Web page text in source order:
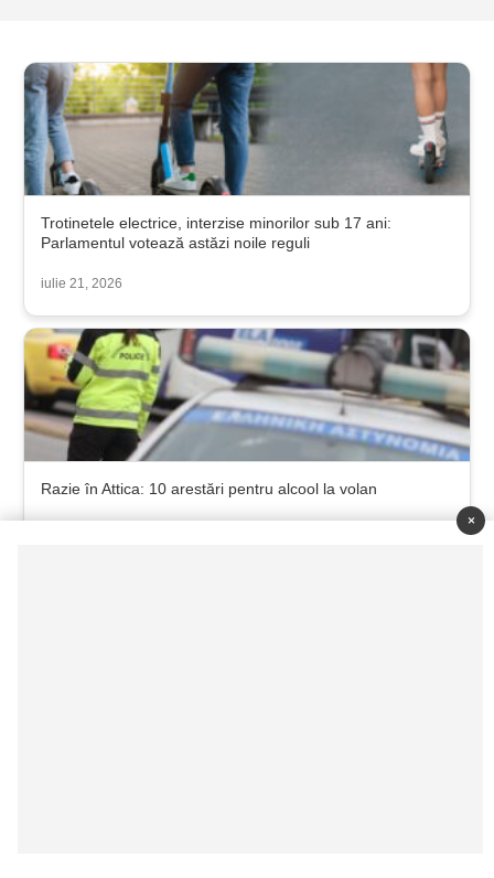
Trotinetele electrice, interzise minorilor sub 17 ani:
Parlamentul votează astăzi noile reguli
iulie 21, 2026
Razie în Attica: 10 arestări pentru alcool la volan
×